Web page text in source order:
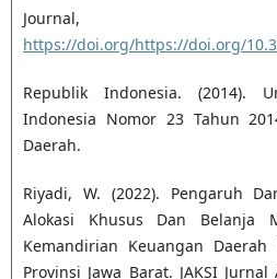
https://doi.org/https://doi.org/
Republik Indonesia. (2014).
Indonesia Nomor 23 Tahun
Daerah.
Riyadi, W. (2022). Pengaruh
Alokasi Khusus Dan Belanja
Kemandirian Keuangan
Provinsi Jawa Barat. JAKSI